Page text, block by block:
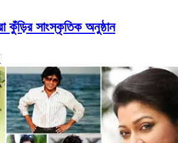
কুঁড়ির সাংস্কৃতিক অনুষ্ঠান